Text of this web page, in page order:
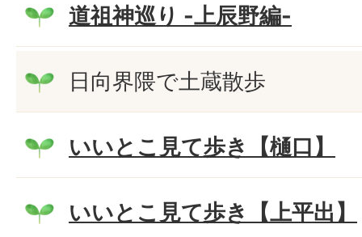
道祖神巡り -上辰野編-
日向界隈で土蔵散歩
いいとこ見て歩き【樋口】
いいとこ見て歩き【上平出】